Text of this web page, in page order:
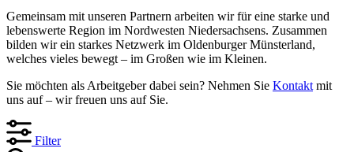
Gemeinsam mit unseren Partnern arbeiten wir für eine starke und
lebenswerte Region im Nordwesten Niedersachsens. Zusammen
bilden wir ein starkes Netzwerk im Oldenburger Münsterland,
welches vieles bewegt – im Großen wie im Kleinen.
Sie möchten als Arbeitgeber dabei sein? Nehmen Sie Kontakt mit
uns auf – wir freuen uns auf Sie.
Filter